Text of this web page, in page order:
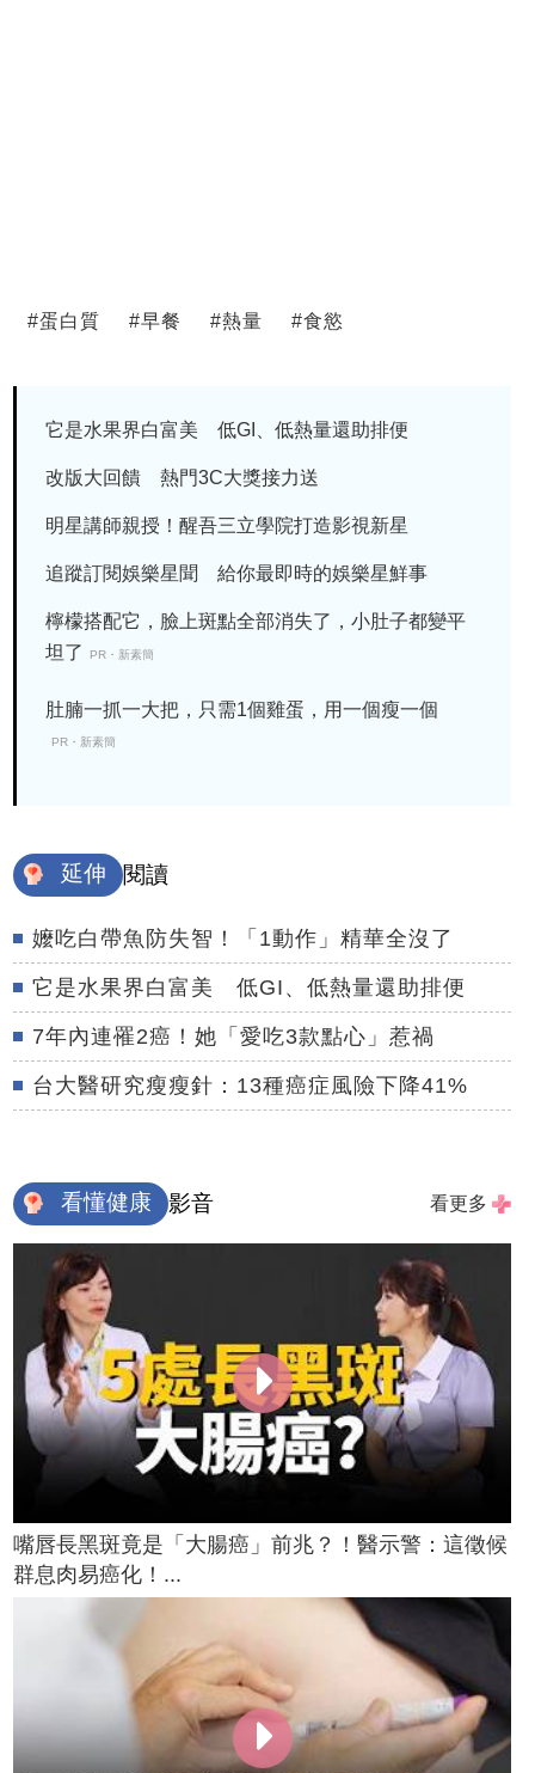
#蛋白質 #早餐 #熱量 #食慾
它是水果界白富美 低GI、低熱量還助排便
改版大回饋 熱門3C大獎接力送
明星講師親授！醒吾三立學院打造影視新星
追蹤訂閱娛樂星聞 給你最即時的娛樂星鮮事
檸檬搭配它，臉上斑點全部消失了，小肚子都變平
坦了
PR・新素簡
肚腩一抓一大把，只需1個雞蛋，用一個瘦一個
PR・新素簡
延伸 閱讀
嬤吃白帶魚防失智！「1動作」精華全沒了
它是水果界白富美 低GI、低熱量還助排便
7年內連罹2癌！她「愛吃3款點心」惹禍
台大醫研究瘦瘦針：13種癌症風險下降41%
看懂健康 影音 看更多
嘴唇長黑斑竟是「大腸癌」前兆？！醫示警：這徵候
群息肉易癌化！...